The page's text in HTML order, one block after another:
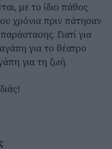
με το ίδιο πάθος
χρόνια πριν πάτησαν
Γιατί για
για το θέατρο
για τη ζωή.